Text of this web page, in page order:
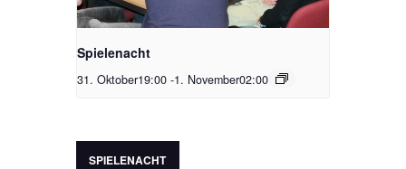
Spielenacht
31. Oktober19:00 -1. November02:00
SPIELENACHT